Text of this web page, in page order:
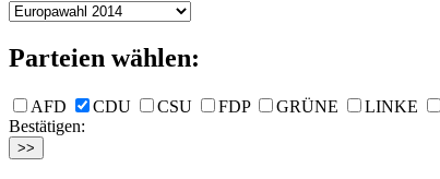
Parteien wählen:
AFD CDU CSU FDP GRÜNE LINKE
Bestätigen: